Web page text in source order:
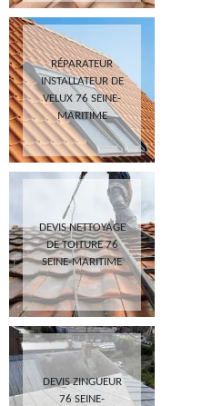
RÉPARATEUR
INSTALLATEUR DE
VELUX 76 SEINE-
MARITIME
DEVIS NETTOYAGE
DE TOITURE 76
SEINE-MARITIME
DEVIS ZINGUEUR
76 SEINE-